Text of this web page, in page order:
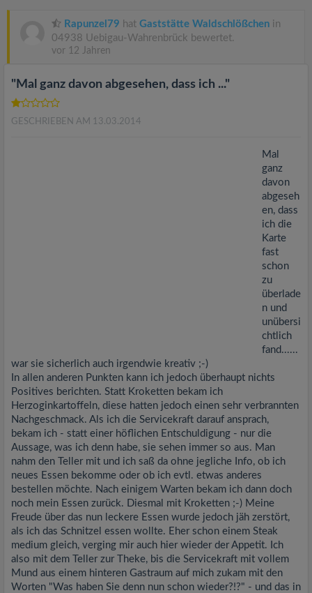
Rapunzel79 hat Gaststätte Waldschlößchen in
04938 Uebigau-Wahrenbrück bewertet.
vor 12 Jahren
"Mal ganz davon abgesehen, dass ich ..."
GESCHRIEBEN AM 13.03.2014
Mal
ganz
davon
abgeseh
en, dass
ich die
Karte
fast
schon
zu
überlade
n und
unübersi
chtlich
fand......
war sie sicherlich auch irgendwie kreativ ;-)
In allen anderen Punkten kann ich jedoch überhaupt nichts
Positives berichten. Statt Kroketten bekam ich
Herzoginkartoffeln, diese hatten jedoch einen sehr verbrannten
Nachgeschmack. Als ich die Servicekraft darauf ansprach,
bekam ich - statt einer höflichen Entschuldigung - nur die
Aussage, was ich denn habe, sie sehen immer so aus. Man
nahm den Teller mit und ich saß da ohne jegliche Info, ob ich
neues Essen bekomme oder ob ich evtl. etwas anderes
bestellen möchte. Nach einigem Warten bekam ich dann doch
noch mein Essen zurück. Diesmal mit Kroketten ;-) Meine
Freude über das nun leckere Essen wurde jedoch jäh zerstört,
als ich das Schnitzel essen wollte. Eher schon einem Steak
medium gleich, verging mir auch hier wieder der Appetit. Ich
also mit dem Teller zur Theke, bis die Servicekraft mit vollem
Mund aus einem hinteren Gastraum auf mich zukam mit den
Worten "Was haben Sie denn nun schon wieder?!?" - und das in